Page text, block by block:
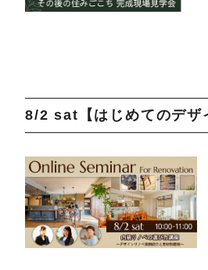
8/2 sat【はじめてのデザ